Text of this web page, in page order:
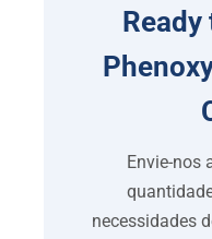
Envie-nos
necessidades